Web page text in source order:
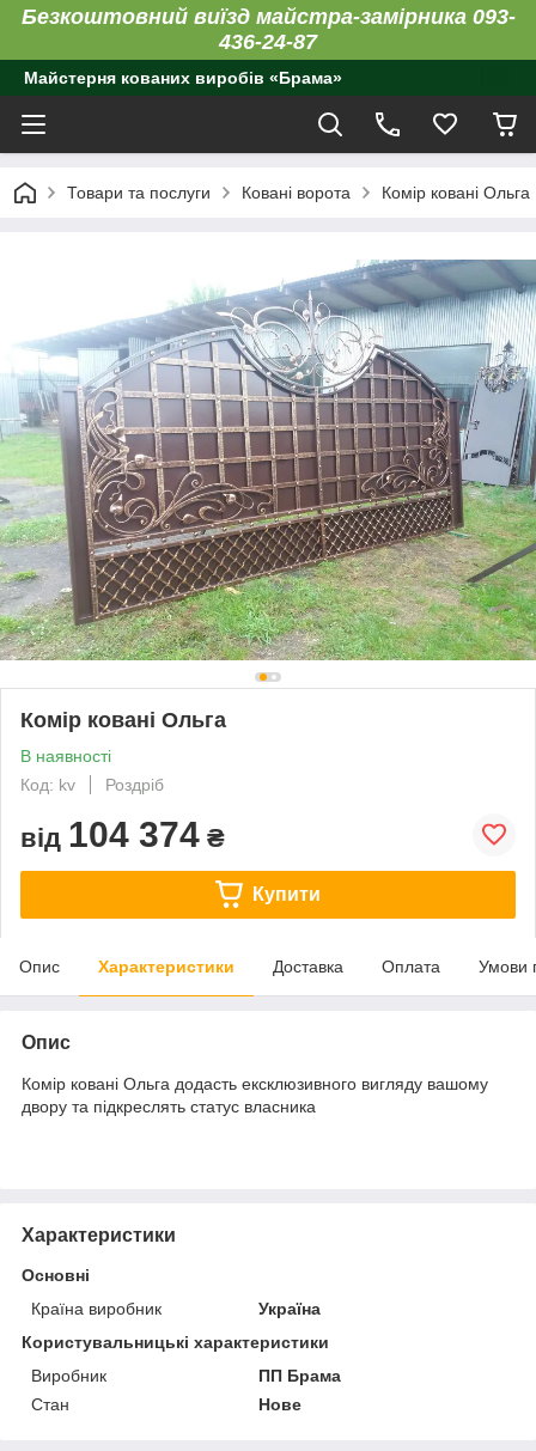
Безкоштовний виїзд майстра-замірника 093-
436-24-87
Майстерня кованих виробів «Брама»
Товари та послуги Ковані ворота Комір ковані Ольга
Комір ковані Ольга
В наявності
Код: kv
Роздріб
від 104 374 ₴
Купити
Опис Характеристики Доставка Оплата Умови
Опис
Комір ковані Ольга додасть ексклюзивного вигляду вашому
двору та підкреслять статус власника
Характеристики
Основні
Країна виробник
Україна
Користувальницькі характеристики
Виробник
ПП Брама
Стан
Нове